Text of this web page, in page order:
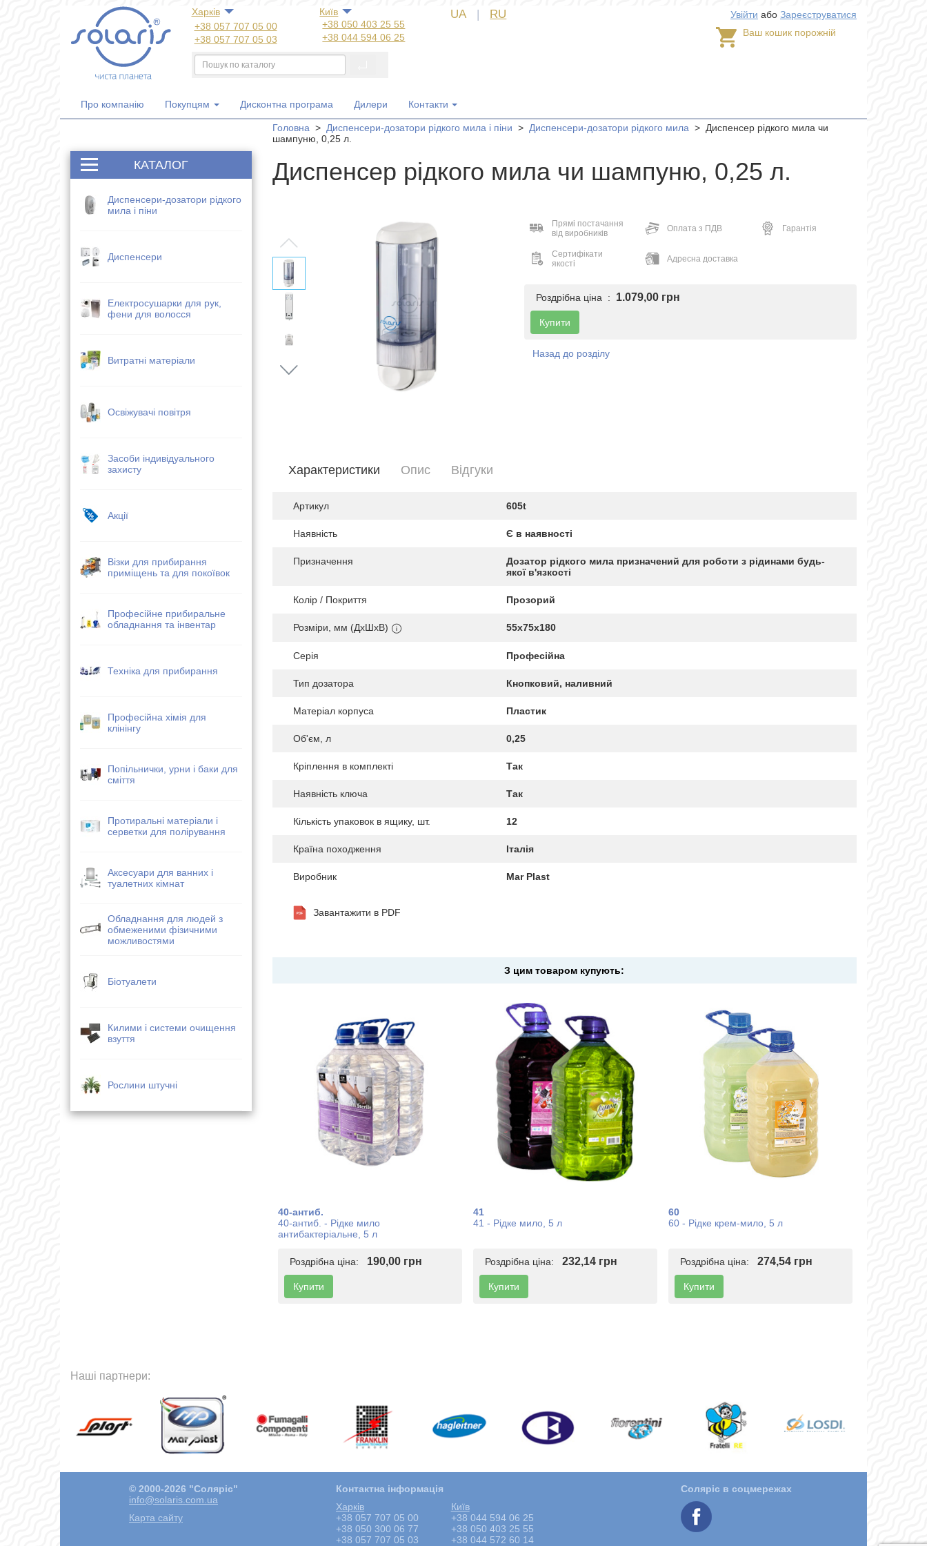
Увійти або Зареєструватися
Харкiв
+38 057 707 05 00
+38 057 707 05 03
+38 050 300 06 77
+38 067 533 81 21
+38 063 707 05 00
Київ
+38 050 403 25 55
+38 044 594 06 25
+38 067 554 50 60
UA | RU
Ваш кошик порожній
Про компанію Покупцям Дисконтна програма Дилери Контакти
Головна > Диспенсери-дозатори рідкого мила і піни > Диспенсери-дозатори рідкого мила > Диспенсер рідкого мила чи
шампуню, 0,25 л.
КАТАЛОГ
Диспенсери-дозатори рідкого
мила і піни
Диспенсери
Електросушарки для рук,
фени для волосся
Витратні матеріали
Освіжувачі повітря
Засоби індивідуального
захисту
Акції
Візки для прибирання
приміщень та для покоївок
Професійне прибиральне
обладнання та інвентар
Техніка для прибирання
Професійна хімія для
клінінгу
Попільнички, урни і баки для
сміття
Протиральні матеріали і
серветки для полірування
Аксесуари для ванних і
туалетних кімнат
Обладнання для людей з
обмеженими фізичними
можливостями
Біотуалети
Килими і системи очищення
взуття
Рослини штучні
Диспенсер рідкого мила чи шампуню, 0,25 л.
Прямі постачання
від виробників
Оплата з ПДВ Гарантія
Сертифікати
якості
Адресна доставка
Роздрібна ціна : 1.079,00 грн
Купити
Назад до розділу
Характеристики Опис Вiдгуки
Артикул 605t
Наявність Є в наявності
Призначення
Дозатор рідкого мила призначений для роботи з рідинами будь-
якої в'язкості
Колір / Покриття Прозорий
Розміри, мм (ДхШхВ) 55х75х180
Серія Професійна
Тип дозатора Кнопковий, наливний
Матеріал корпуса Пластик
Об'єм, л 0,25
Кріплення в комплекті Так
Наявність ключа Так
Кількість упаковок в ящику, шт. 12
Країна походження Італія
Виробник Mar Plast
Завантажити в PDF
З цим товаром купують:
40-антиб.
40-антиб. - Рідке мило
антибактеріальне, 5 л
Роздрібна ціна: 190,00 грн
Купити
41
41 - Рідке мило, 5 л
Роздрібна ціна: 232,14 грн
Купити
60
60 - Рідке крем-мило, 5 л
Роздрібна ціна: 274,54 грн
Купити
Наші партнери:
© 2000-2026 "Соляріс"
info@solaris.com.ua
Карта сайту
Контактна інформація
Харкiв
+38 057 707 05 00
+38 050 300 06 77
+38 057 707 05 03
Київ
+38 044 594 06 25
+38 050 403 25 55
+38 044 572 60 14
Соляріс в соцмережах